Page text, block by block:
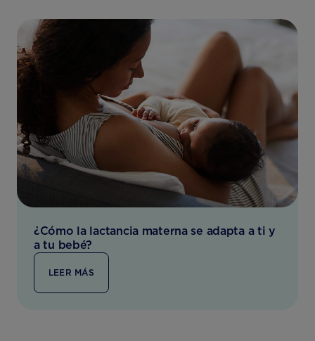
¿Cómo la lactancia materna se adapta a ti y
a tu bebé?
LEER MÁS